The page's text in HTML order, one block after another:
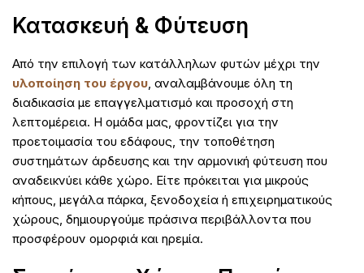
Κατασκευή & Φύτευση
Από την επιλογή των κατάλληλων φυτών μέχρι την
υλοποίηση του έργου , αναλαμβάνουμε όλη τη
διαδικασία με επαγγελματισμό και προσοχή στη
λεπτομέρεια. Η ομάδα μας, φροντίζει για την
προετοιμασία του εδάφους, την τοποθέτηση
συστημάτων άρδευσης και την αρμονική φύτευση που
αναδεικνύει κάθε χώρο. Είτε πρόκειται για μικρούς
κήπους, μεγάλα πάρκα, ξενοδοχεία ή επιχειρηματικούς
χώρους, δημιουργούμε πράσινα περιβάλλοντα που
προσφέρουν ομορφιά και ηρεμία.